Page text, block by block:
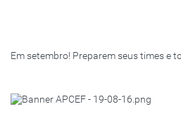
Em setembro! Preparem seus times e